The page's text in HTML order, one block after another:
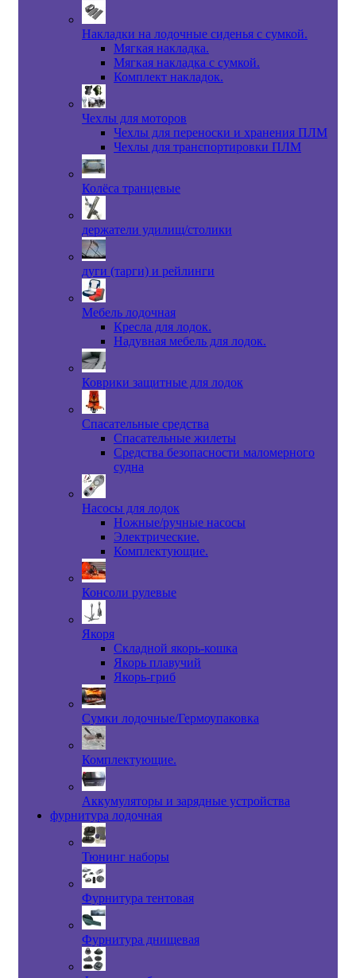
Накладки на лодочные сиденья с сумкой.
Мягкая накладка.
Мягкая накладка с сумкой.
Комплект накладок.
Чехлы для моторов
Чехлы для переноски и хранения ПЛМ
Чехлы для транспортировки ПЛМ
Колёса транцевые
держатели удилищ/столики
дуги (тарги) и рейлинги
Мебель лодочная
Кресла для лодок.
Надувная мебель для лодок.
Коврики защитные для лодок
Спасательные средства
Спасательные жилеты
Средства безопасности маломерного
судна
Насосы для лодок
Ножные/ручные насосы
Электрические.
Комплектующие.
Консоли рулевые
Якоря
Складной якорь-кошка
Якорь плавучий
Якорь-гриб
Сумки лодочные/Гермоупаковка
Комплектующие.
Аккумуляторы и зарядные устройства
фурнитура лодочная
Тюнинг наборы
Фурнитура тентовая
Фурнитура днищевая